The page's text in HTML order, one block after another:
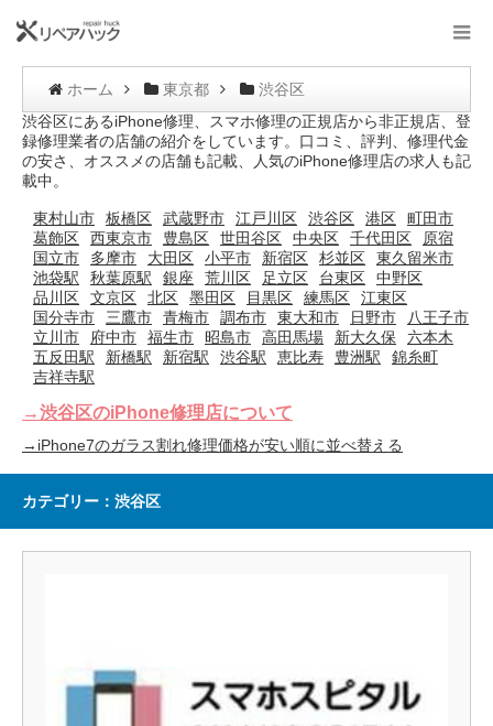
ホーム 東京都
渋谷区
渋谷区にあるiPhone修理、スマホ修理の正規店から非正規店、登
録修理業者の店舗の紹介をしています。口コミ、評判、修理代金
の安さ、オススメの店舗も記載、人気のiPhone修理店の求人も記
載中。
東村山市 板橋区 武蔵野市 江戸川区 渋谷区 港区
町田市
葛飾区
西東京市 豊島区 世田谷区 中央区 千代田区
原宿
国立市
多摩市 大田区 小平市 新宿区 杉並区
東久留米市
池袋駅
秋葉原駅 銀座 荒川区 足立区 台東区
中野区
品川区
文京区 北区 墨田区 目黒区 練馬区
江東区
国分寺市
三鷹市 青梅市 調布市 東大和市 日野市
八王子市
立川市
府中市 福生市 昭島市 高田馬場 新大久保
六本木
五反田駅
新橋駅 新宿駅 渋谷駅 恵比寿 豊洲駅
錦糸町
吉祥寺駅
→渋谷区のiPhone修理店について
→iPhone7のガラス割れ修理価格が安い順に並べ替える
カテゴリー：渋谷区